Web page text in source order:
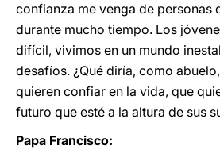
confianza me venga de personas
durante mucho tiempo. Los
difícil, vivimos en un mundo
desafíos. ¿Qué diría, como
quieren confiar en la vida, que
futuro que esté a la altura de sus
Papa Francisco: